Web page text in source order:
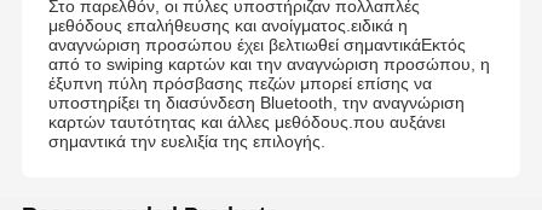
Στο παρελθόν, οι πύλες υποστήριζαν πολλαπλές
μεθόδους επαλήθευσης και ανοίγματος.ειδικά η
αναγνώριση προσώπου έχει βελτιωθεί σημαντικάΕκτός
από το swiping καρτών και την αναγνώριση προσώπου, η
έξυπνη πύλη πρόσβασης πεζών μπορεί επίσης να
υποστηρίξει τη διασύνδεση Bluetooth, την αναγνώριση
καρτών ταυτότητας και άλλες μεθόδους.που αυξάνει
σημαντικά την ευελιξία της επιλογής.